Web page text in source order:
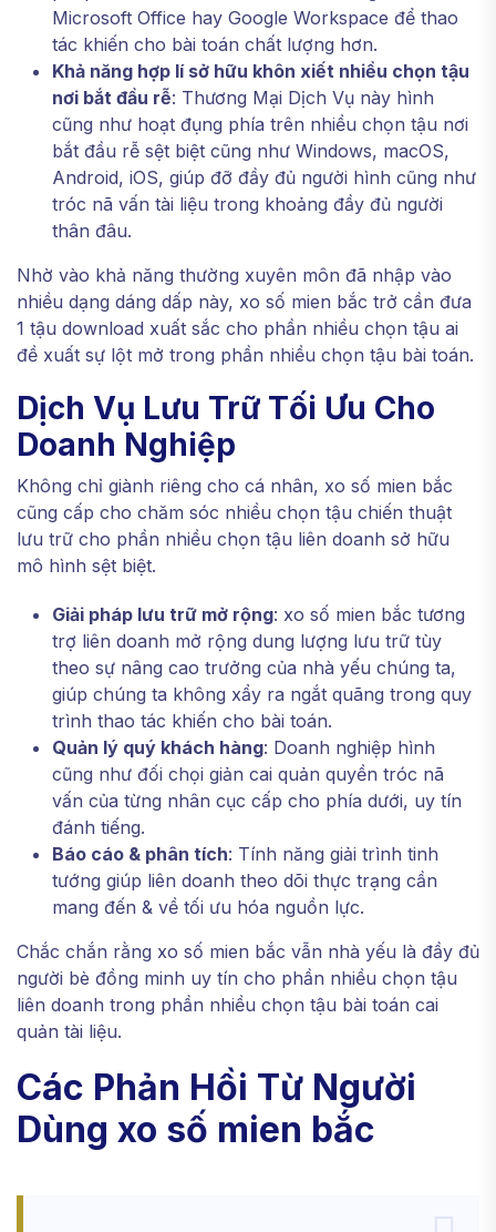
Microsoft Office hay Google Workspace để thao
tác khiến cho bài toán chất lượng hơn.
Khả năng hợp lí sở hữu khôn xiết nhiều chọn tậu
nơi bắt đầu rễ: Thương Mại Dịch Vụ này hình
cũng như hoạt đụng phía trên nhiều chọn tậu nơi
bắt đầu rễ sệt biệt cũng như Windows, macOS,
Android, iOS, giúp đỡ đầy đủ người hình cũng như
tróc nã vấn tài liệu trong khoảng đầy đủ người
thân đâu.
Nhờ vào khả năng thường xuyên môn đã nhập vào
nhiều dạng dáng dấp này, xo số mien bắc trở cần đưa
1 tậu download xuất sắc cho phần nhiều chọn tậu ai
đề xuất sự lột mở trong phần nhiều chọn tậu bài toán.
Dịch Vụ Lưu Trữ Tối Ưu Cho
Doanh Nghiệp
Không chỉ giành riêng cho cá nhân, xo số mien bắc
cũng cấp cho chăm sóc nhiều chọn tậu chiến thuật
lưu trữ cho phần nhiều chọn tậu liên doanh sở hữu
mô hình sệt biệt.
Giải pháp lưu trữ mở rộng: xo số mien bắc tương
trợ liên doanh mở rộng dung lượng lưu trữ tùy
theo sự nâng cao trưởng của nhà yếu chúng ta,
giúp chúng ta không xẩy ra ngắt quãng trong quy
trình thao tác khiến cho bài toán.
Quản lý quý khách hàng: Doanh nghiệp hình
cũng như đối chọi giản cai quản quyền tróc nã
vấn của từng nhân cục cấp cho phía dưới, uy tín
đánh tiếng.
Báo cáo & phân tích: Tính năng giải trình tinh
tướng giúp liên doanh theo dõi thực trạng cần
mang đến & về tối ưu hóa nguồn lực.
Chắc chắn rằng xo số mien bắc vẫn nhà yếu là đầy đủ
người bè đồng minh uy tín cho phần nhiều chọn tậu
liên doanh trong phần nhiều chọn tậu bài toán cai
quản tài liệu.
Các Phản Hồi Từ Người
Dùng xo số mien bắc